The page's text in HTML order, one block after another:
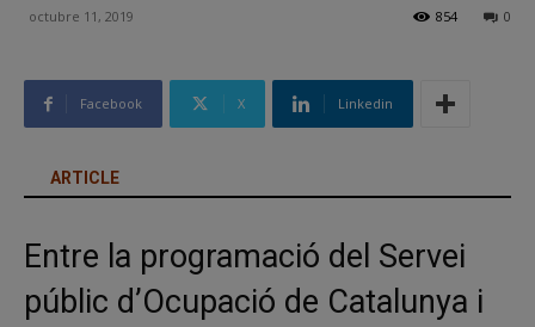
octubre 11, 2019 0
854
Facebook X Linkedin
ARTICLE
Entre la programació del Servei
públic d’Ocupació de Catalunya i